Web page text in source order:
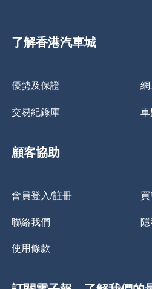
了解香港汽車城
優勢及保證 網
交易紀錄庫 車
顧客協助
會員登入/註冊
聯絡我們
使用條款